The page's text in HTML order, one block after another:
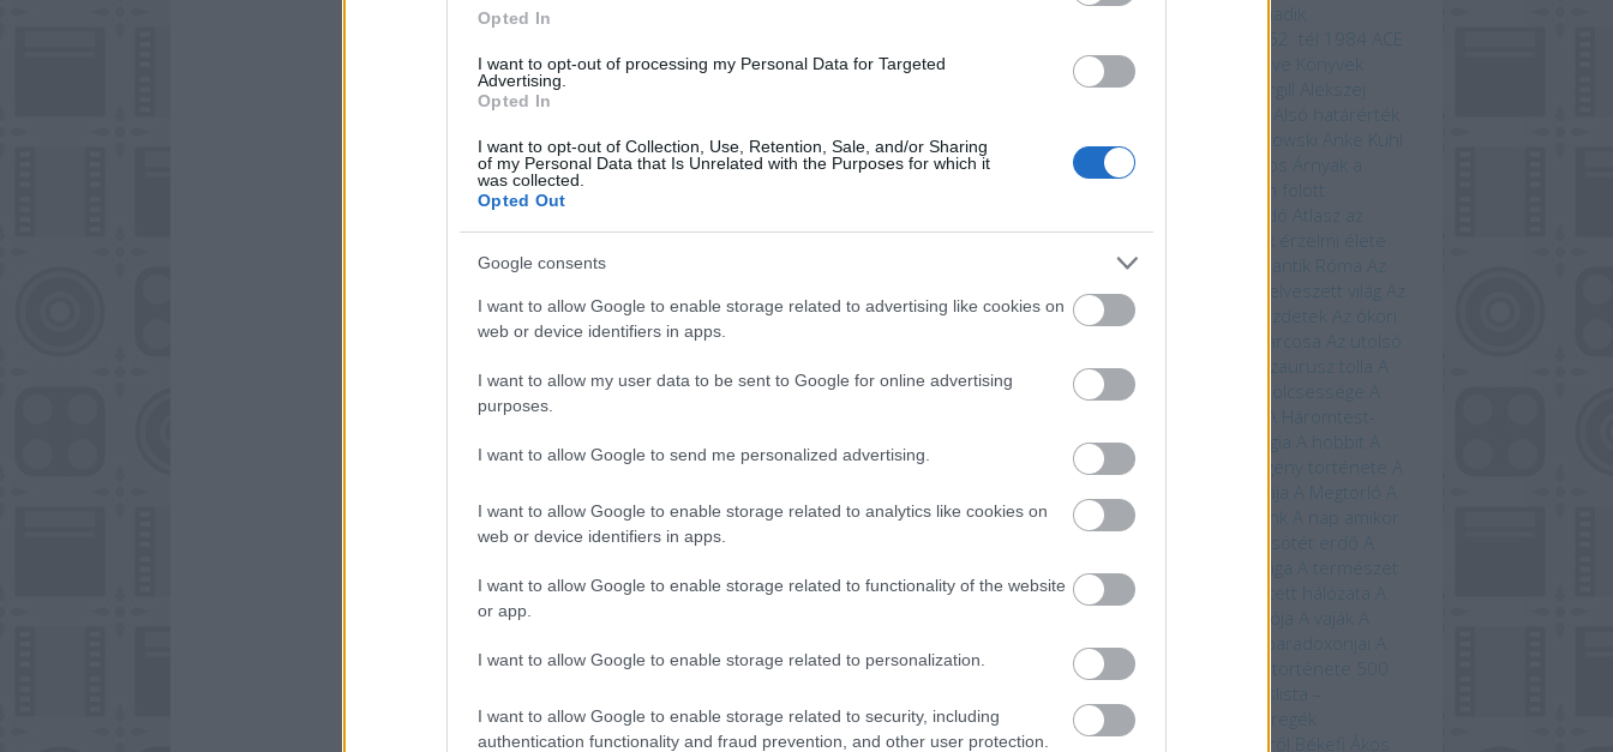
Opted In
I want to opt-out of processing my Personal Data for Targeted
Advertising.
Opted In
I want to opt-out of Collection, Use, Retention, Sale, and/or Sharing
of my Personal Data that Is Unrelated with the Purposes for which it
was collected.
Opted Out
Google consents
I want to allow Google to enable storage related to advertising like cookies on
web or device identifiers in apps.
I want to allow my user data to be sent to Google for online advertising
purposes.
I want to allow Google to send me personalized advertising.
I want to allow Google to enable storage related to analytics like cookies on
web or device identifiers in apps.
I want to allow Google to enable storage related to functionality of the website
or app.
I want to allow Google to enable storage related to personalization.
I want to allow Google to enable storage related to security, including
authentication functionality and fraud prevention, and other user protection.
100 beszédes tárgy a Harmadik
1152. tél 1984 ACE
Gamebooks
Agave Könyvek
Akkord Kiadó
Alastair Fothergill
Alekszej
Alsó határérték
Andrzej Sapkowski Anke Kuhl
Anna Claybourne
Árnyak a
Árnyék Innsmouth fölött
Athenaeum Kiadó
Atlasz az
óceánokról Avatar
Az állatok érzelmi élete
Az állatok szerelmi élete
Az antik Róma Az
Avatar világa
Az elveszett világ Az
emberiség története – A kezdetek Az ókori
Az országút harcosa Az utolsó
kívánság Az út vége A dinoszaurusz tolla A
fák titkos élete
A farkasok bölcsessége
A
A Háromtest-
probléma A háromtest-trilógia A hobbit A
Hobbit művészete
A képregény története
A
A Krampusz éjszakája A Megtorló
A
megvetés ideje
A mi bolygónk A nap amikor
A sötét erdő
A
szilmarilok
A temetők élővilága A természet
jelbeszéde
A természet rejtett hálózata A
A Tűzhegy varázslója A vaják A
végzet kardja
A versengés paradoxonjai A
veszedelem kikötője
A világ története 500
Bakancslista –
Magyarország
Befejezetlen regék
Númenorról és Középföldéről
Békefi Ákos